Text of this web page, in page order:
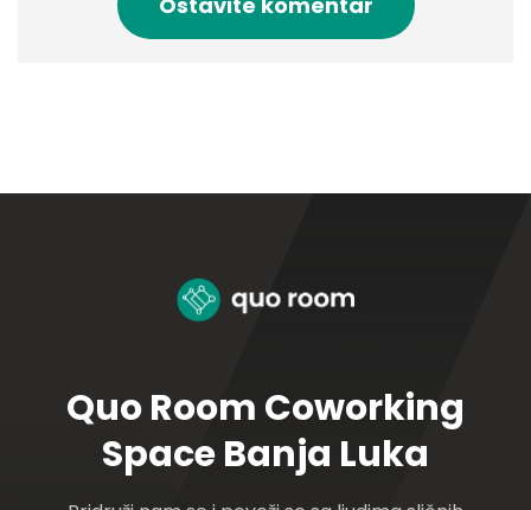
Quo Room Coworking
Space Banja Luka